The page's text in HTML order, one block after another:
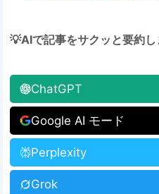
💡AIで記事をサクッと要約し
ChatGPT
Google AI モード
Perplexity
Grok